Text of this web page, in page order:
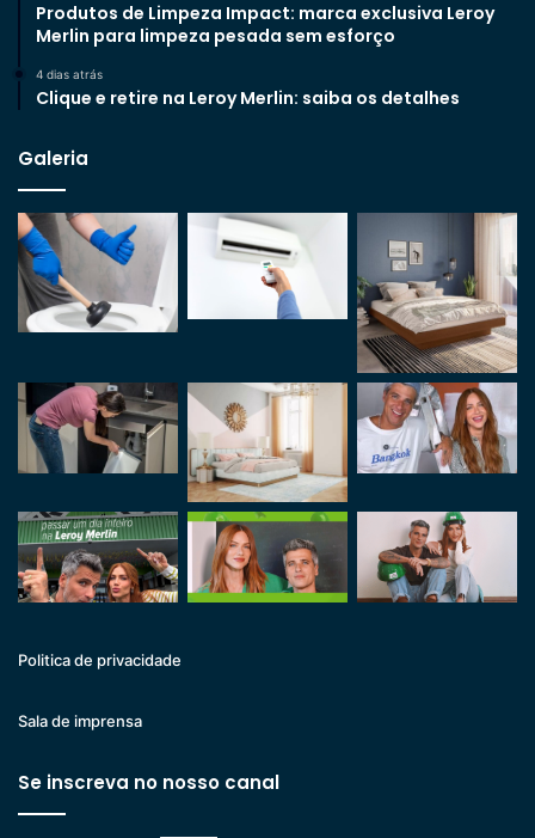
Produtos de Limpeza Impact: marca exclusiva Leroy
Merlin para limpeza pesada sem esforço
4 dias atrás
Clique e retire na Leroy Merlin: saiba os detalhes
Galeria
Politica de privacidade
Sala de imprensa
Se inscreva no nosso canal